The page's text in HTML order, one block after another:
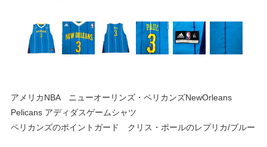
アメリカNBA ニューオーリンズ・ペリカンズNewOrleans
Pelicans アディダスゲームシャツ
ペリカンズのポイントガード クリス・ポールのレプリカ/ブルー